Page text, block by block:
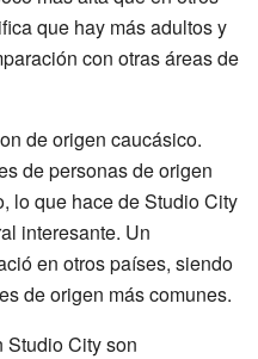
que hay más adultos y
con otras áreas de
de origen caucásico.
de personas de origen
lo que hace de Studio City
interesante. Un
en otros países, siendo
de origen más comunes.
Studio City son